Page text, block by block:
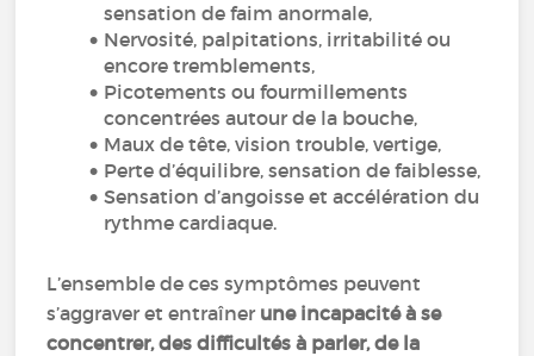
sensation de faim anormale,
Nervosité, palpitations, irritabilité ou
encore tremblements,
Picotements ou fourmillements
concentrées autour de la bouche,
Maux de tête, vision trouble, vertige,
Perte d’équilibre, sensation de faiblesse,
Sensation d’angoisse et accélération du
rythme cardiaque.
L’ensemble de ces symptômes peuvent
s’aggraver et entraîner une incapacité à se
concentrer, des difficultés à parler, de la